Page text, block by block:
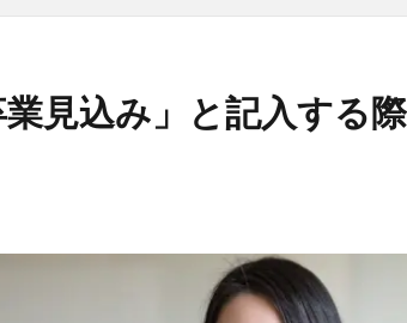
見込み」と記入する